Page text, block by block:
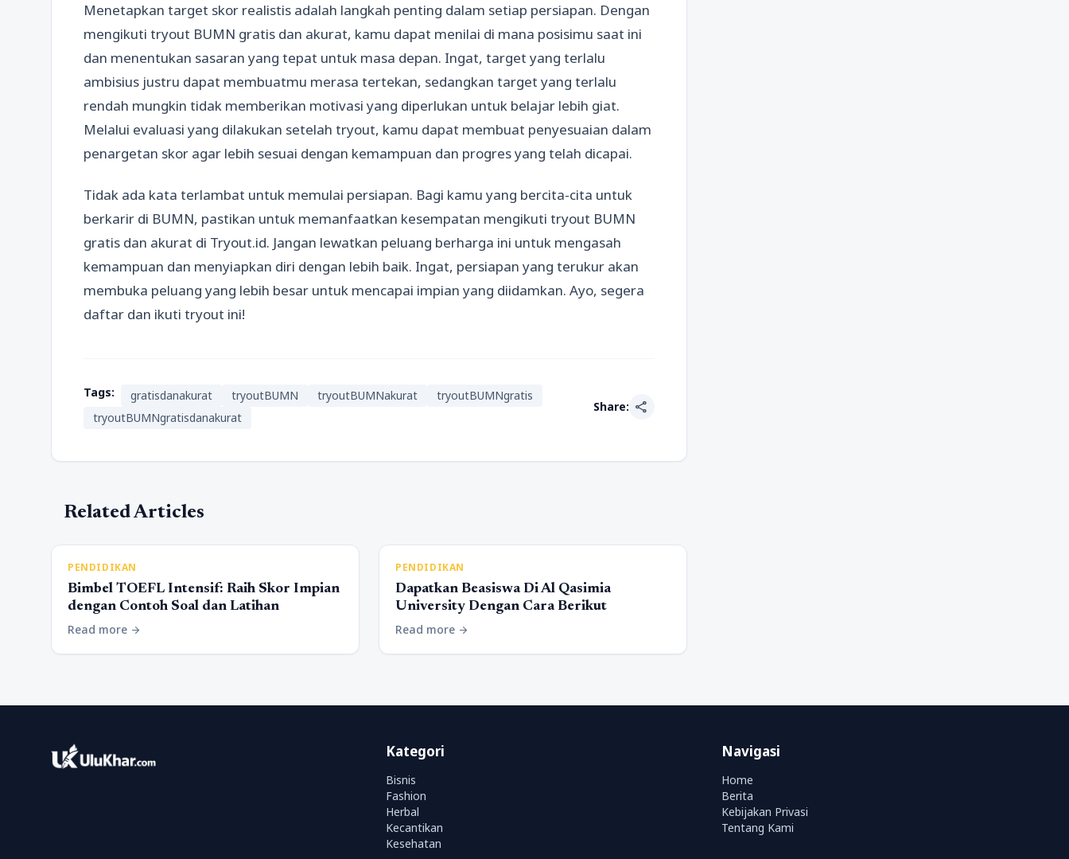
Menetapkan target skor realistis adalah langkah penting dalam setiap persiapan. Dengan
mengikuti tryout BUMN gratis dan akurat, kamu dapat menilai di mana posisimu saat ini
dan menentukan sasaran yang tepat untuk masa depan. Ingat, target yang terlalu
ambisius justru dapat membuatmu merasa tertekan, sedangkan target yang terlalu
rendah mungkin tidak memberikan motivasi yang diperlukan untuk belajar lebih giat.
Melalui evaluasi yang dilakukan setelah tryout, kamu dapat membuat penyesuaian dalam
penargetan skor agar lebih sesuai dengan kemampuan dan progres yang telah dicapai.
Tidak ada kata terlambat untuk memulai persiapan. Bagi kamu yang bercita-cita untuk
berkarir di BUMN, pastikan untuk memanfaatkan kesempatan mengikuti tryout BUMN
gratis dan akurat di Tryout.id. Jangan lewatkan peluang berharga ini untuk mengasah
kemampuan dan menyiapkan diri dengan lebih baik. Ingat, persiapan yang terukur akan
membuka peluang yang lebih besar untuk mencapai impian yang diidamkan. Ayo, segera
daftar dan ikuti tryout ini!
Tags: gratisdanakurat tryoutBUMN tryoutBUMNakurat
tryoutBUMNgratis
tryoutBUMNgratisdanakurat
Share: share
Related Articles
PENDIDIKAN
Bimbel TOEFL Intensif: Raih Skor Impian
dengan Contoh Soal dan Latihan
Read more arrow_forward
PENDIDIKAN
Dapatkan Beasiswa Di Al Qasimia
University Dengan Cara Berikut
Read more arrow_forward
Kategori
Bisnis
Fashion
Herbal
Kecantikan
Kesehatan
Navigasi
Home
Berita
Kebijakan Privasi
Tentang Kami